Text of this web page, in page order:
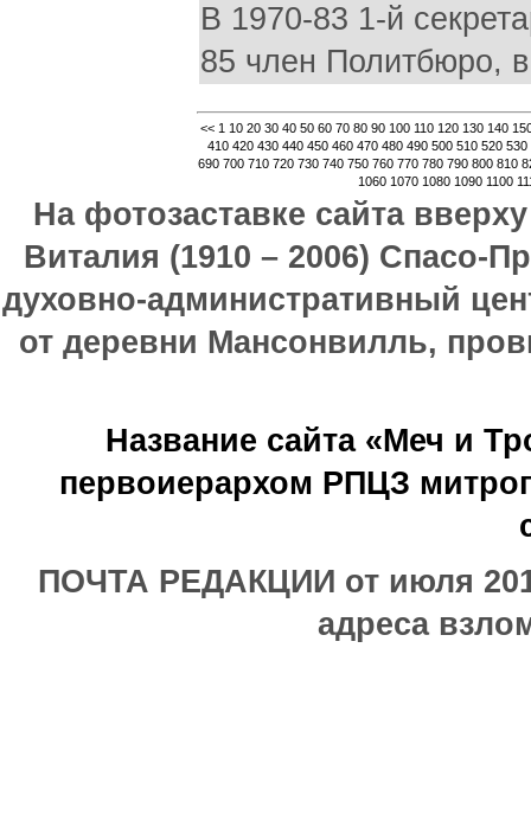
В 1970-83 1-й
85 член Политбюро,
<< 1 10 20 30 40 50 60 70 80 90 100 110 120 130 140
410 420 430 440 450 460 470 480 490 500 510 520 530
690 700 710 720 730 740 750 760 770 780 790 800 810
1060 1070 1080 1090 1100
На фотозаставке сайта
Виталия (1910 – 2006) Спасо-
духовно-административный
от деревни Мансонвилль,
Название сайта «Меч и
первоиерархом РПЦЗ
ПОЧТА РЕДАКЦИИ от июля
адреса